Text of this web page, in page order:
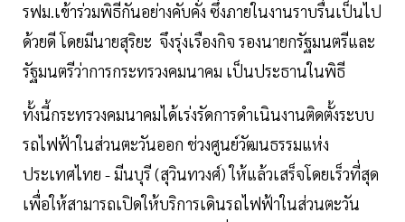
รฟม.เข้าร่วมพิธีกันอย่างคับคั่ง ซึ่งภายในงานราบรื่นเป็นไป
ด้วยดี โดยมีนายสุริยะ จึงรุ่งเรืองกิจ รองนายกรัฐมนตรีและ
รัฐมนตรีว่าการกระทรวงคมนาคม เป็นประธานในพิธี
ทั้งนี้กระทรวงคมนาคมได้เร่งรัดการดำเนินงานติดตั้งระบบ
รถไฟฟ้าในส่วนตะวันออก ช่วงศูนย์วัฒนธรรมแห่ง
ประเทศไทย - มีนบุรี (สุวินทวงศ์) ให้แล้วเสร็จโดยเร็วที่สุด
เพื่อให้สามารถเปิดให้บริการเดินรถไฟฟ้าในส่วนตะวัน